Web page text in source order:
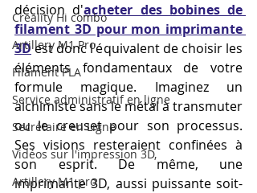
Creality Hi combo
Artillery M1 Pro
Filament PLA
Service administratif en ligne
Secrétaire en Ligne
Vidéos sur l'impression 3D,
Artillery M1 pro
décision d'acheter des bobines de
filament 3D pour mon imprimante
3D est donc l'équivalent de choisir les
éléments fondamentaux de votre
formule magique. Imaginez un
alchimiste sans le métal à transmuter
ou le creuset pour son processus.
Ses visions resteraient confinées à
son esprit. De même, une
imprimante 3D, aussi puissante soit-